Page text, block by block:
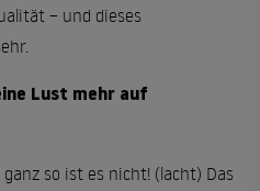
– und dieses
Lust mehr auf
so ist es nicht! (lacht) Das